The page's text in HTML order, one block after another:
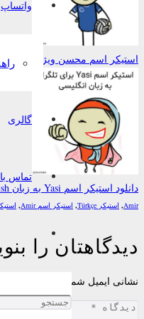
واتساپ
گالری
تماس
استیکر اسم محسن ویژه عید نوروز
دانلود استیکر اسم Yasi به زبان English برای تلگرام
Amir
, استیکر Türkçe , استیکر اسم Amir ,
دیدگاهتان را
نشانی ایمیل شما منتشر نخواهد